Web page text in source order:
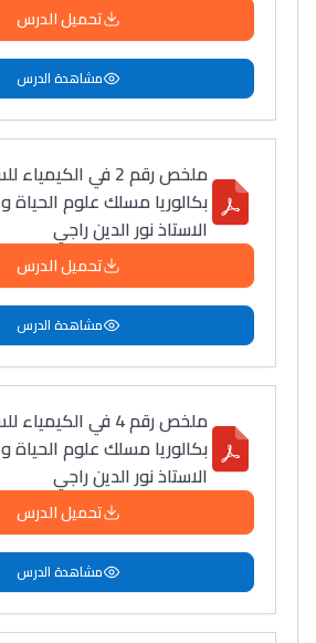
تحميل الدرس
مشاهدة الدرس
ملخص رقم 2 في
بكالوريا مسلك علوم الحياة
الاستاذ نور الدين راجي
تحميل الدرس
مشاهدة الدرس
ملخص رقم 4 في
بكالوريا مسلك علوم الحياة
الاستاذ نور الدين راجي
تحميل الدرس
مشاهدة الدرس